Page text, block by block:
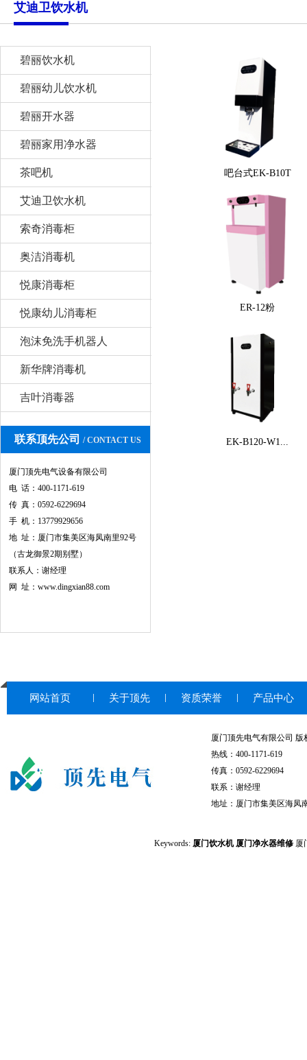
艾迪卫饮水机
碧丽饮水机
碧丽幼儿饮水机
碧丽开水器
碧丽家用净水器
茶吧机
艾迪卫饮水机
索奇消毒柜
奥洁消毒机
悦康消毒柜
悦康幼儿消毒柜
泡沫免洗手机器人
新华牌消毒机
吉叶消毒器
联系顶先公司 / CONTACT US
厦门顶先电气设备有限公司
电 话：400-1171-619
传 真：0592-6229694
手 机：13779929656
地 址：厦门市集美区海凤南里92号
（古龙御景2期别墅）
联系人：谢经理
网 址：www.dingxian88.com
吧台式EK-B10T
ER-12粉
EK-B120-W1...
网站首页 关于顶先 资质荣誉 产品中心
厦门顶先电气有限公司 版
热线：400-1171-619
传真：0592-6229694
联系：谢经理
地址：厦门市集美区海凤
Keywords: 厦门饮水机 厦门净水器维修 厦